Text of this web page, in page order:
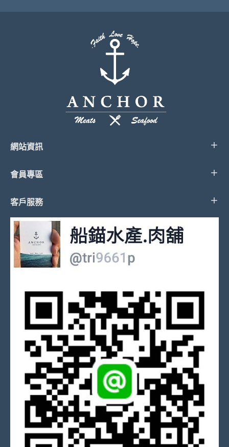
網站資訊
會員專區
客戶服務